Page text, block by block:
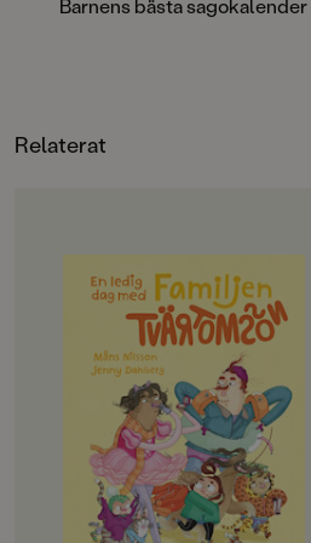
Sjöberg, Catarina Kruusval, Ebba
Barnens bästa sagokalender
Relaterat
OM BOKEN
Det här är familjen Tvärtomsson -
en helt vanlig familj som har
kalsongerna utanpå byxorna,
precis som alla andra. Det är helg
och då ska familjen hitta på något
riktigt roligt, bestämmer barnen.
Det blir storstädning! NEEEEJ,
skriker föräldrarna, de vill gå till
badhuset och dinosauriemuseum!
Okej, suckar barnen, men först
måste föräldrarna få på sig skor och